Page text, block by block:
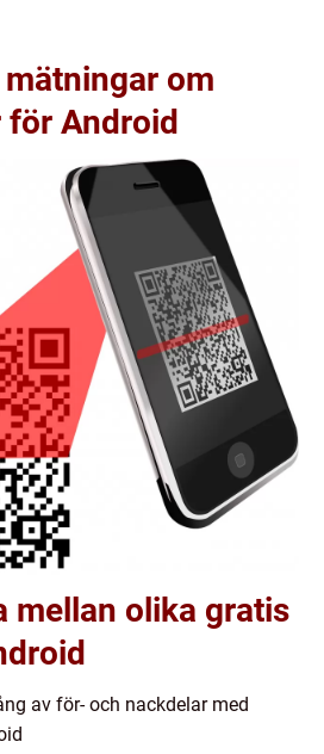
om
för Android
mellan olika gratis
av för- och nackdelar med